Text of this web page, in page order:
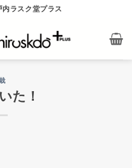
ラスク堂プラス
た！